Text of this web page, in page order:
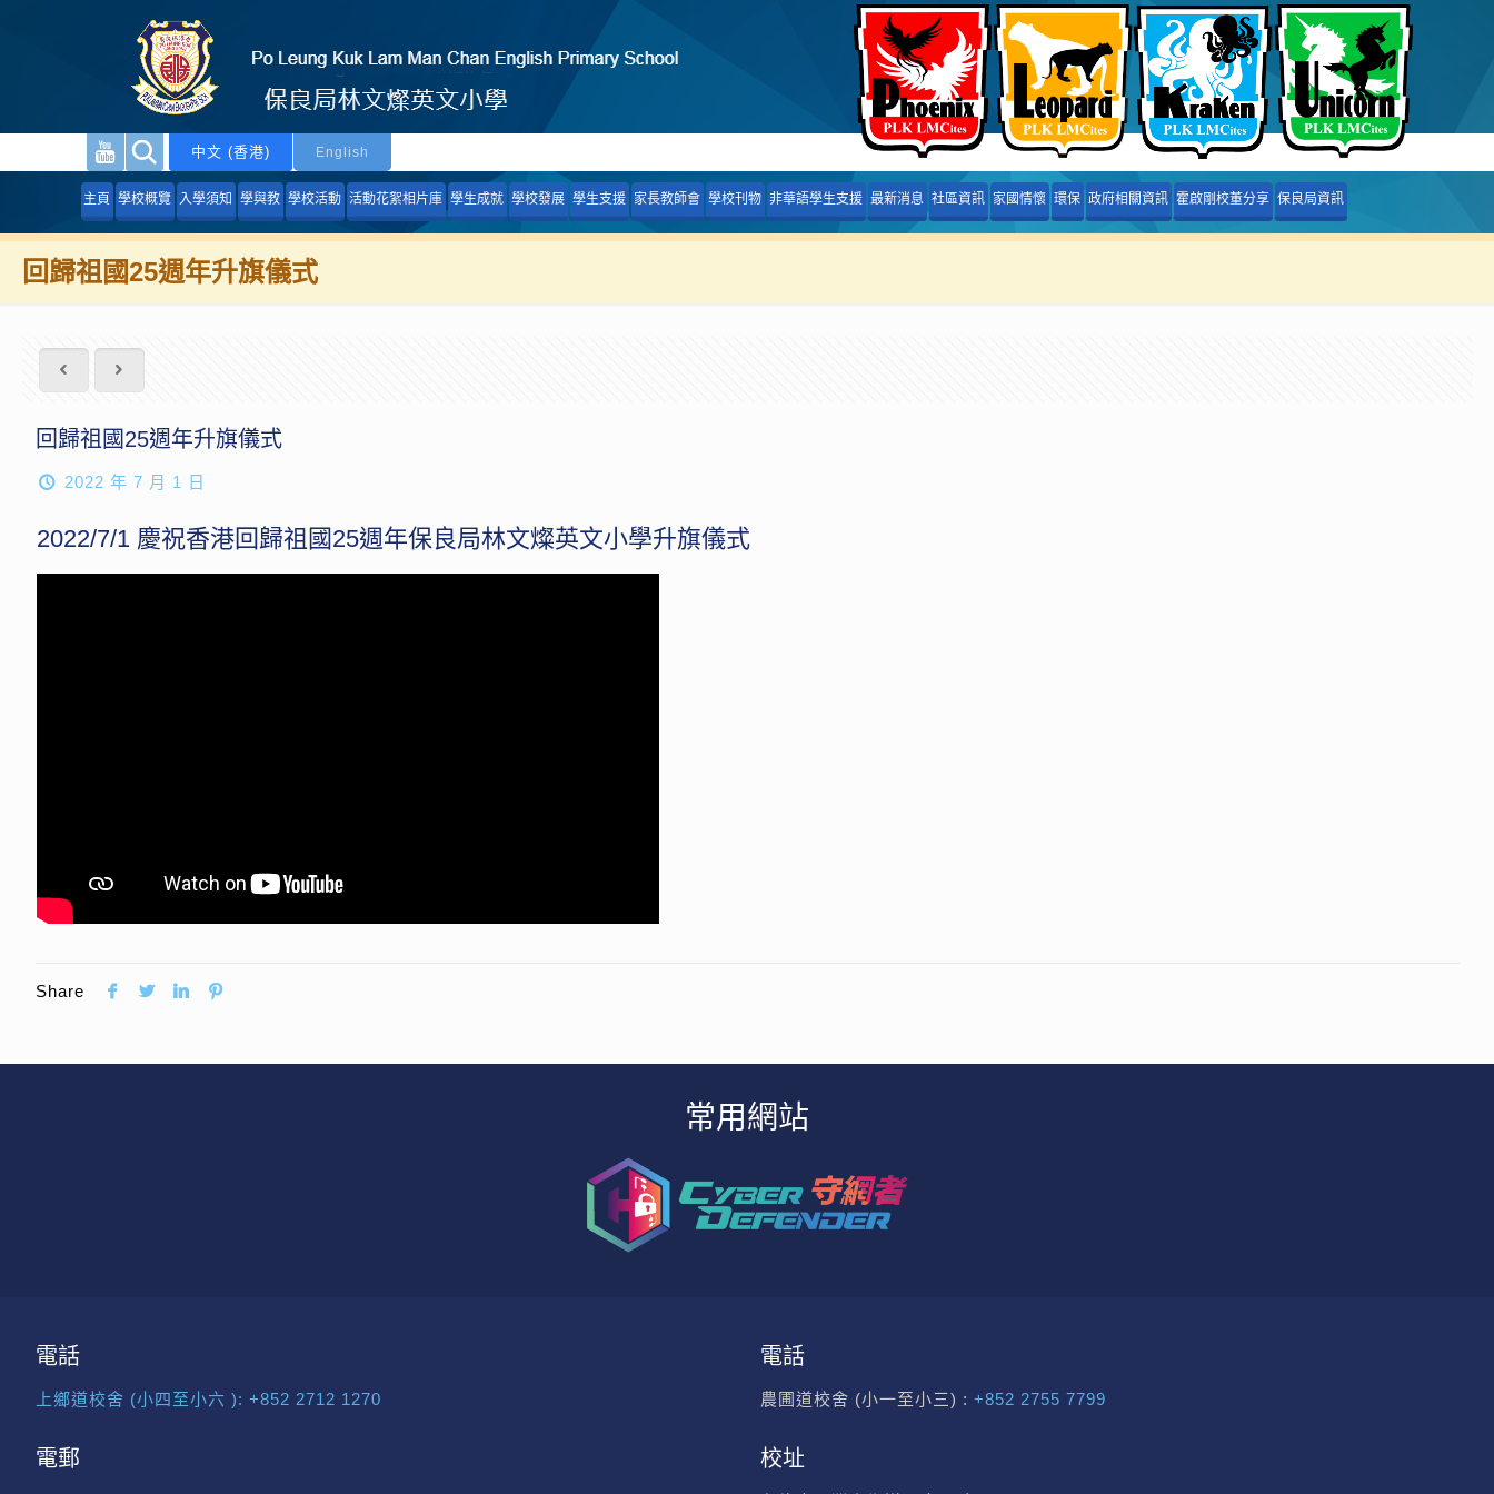
中文 (香港) English
主頁 學校概覽 入學須知 學與教 學校活動 活動花絮相片庫 學生成就 學校發展 學生支援 家長教師會 學校刊物 非華語學生支援 最新消息 社區資訊 家國情懷 環保 政府相關資訊 霍啟剛校董分享 保良局資訊
回歸祖國25週年升旗儀式
回歸祖國25週年升旗儀式
2022 年 7 月 1 日
2022/7/1 慶祝香港回歸祖國25週年保良局林文燦英文小學升旗儀式
Share
常用網站
電話
上鄉道校舍 (小四至小六 ): +852 2712 1270
電郵
電話
農圃道校舍 (小一至小三) : +852 2755 7799
校址